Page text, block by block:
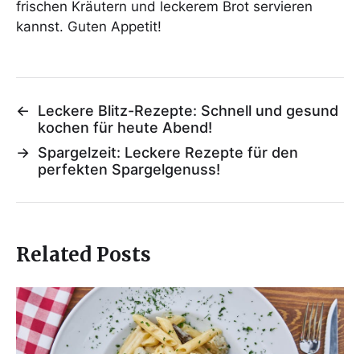
frischen Kräutern und leckerem Brot servieren
kannst. Guten Appetit!
←
Leckere Blitz-Rezepte: Schnell und gesund
kochen für heute Abend!
→ Spargelzeit: Leckere Rezepte für den
perfekten Spargelgenuss!
Related Posts